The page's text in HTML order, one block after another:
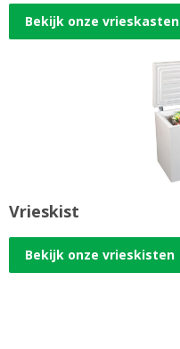
Bekijk onze vrieskasten
Vrieskist
Bekijk onze vrieskisten